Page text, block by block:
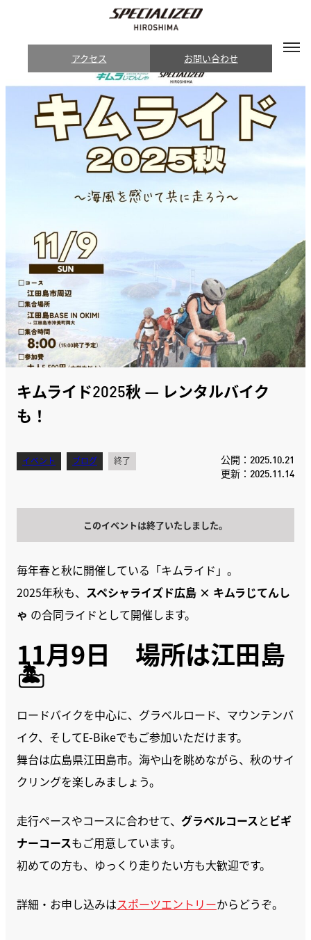
アクセス お問い合わせ
キムライド2025秋 — レンタルバイク
も！
イベント ブログ 終了
公開：2025.10.21
更新：2025.11.14
このイベントは終了いたしました。
毎年春と秋に開催している「キムライド」。
2025年秋も、 スペシャライズド広島 × キムラじてんし
ゃ の合同ライドとして開催します。
11月9日 場所は江田島
🏝️
ロードバイクを中心に、グラベルロード、マウンテンバ
イク、そしてE-Bikeでもご参加いただけます。
舞台は広島県江田島市。海や山を眺めながら、秋のサイ
クリングを楽しみましょう。
走行ペースやコースに合わせて、 グラベルコースとビギ
ナーコースもご用意しています。
初めての方も、ゆっくり走りたい方も大歓迎です。
詳細・お申し込みはスポーツエントリーからどうぞ。